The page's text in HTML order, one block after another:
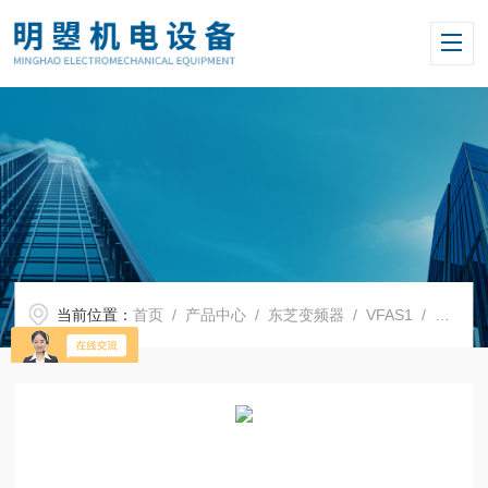
当前位置：首页 / 产品中心 / 东芝变频器 /VFAS1 / 日本东芝变频器VFAS1-4200KPC-WN1